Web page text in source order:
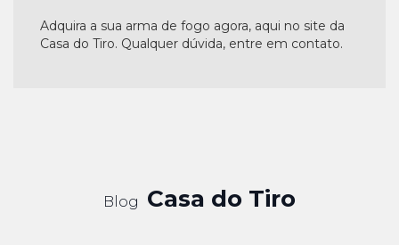
Adquira a sua arma de fogo agora, aqui no site da
Casa do Tiro. Qualquer dúvida, entre em contato.
Blog Casa do Tiro